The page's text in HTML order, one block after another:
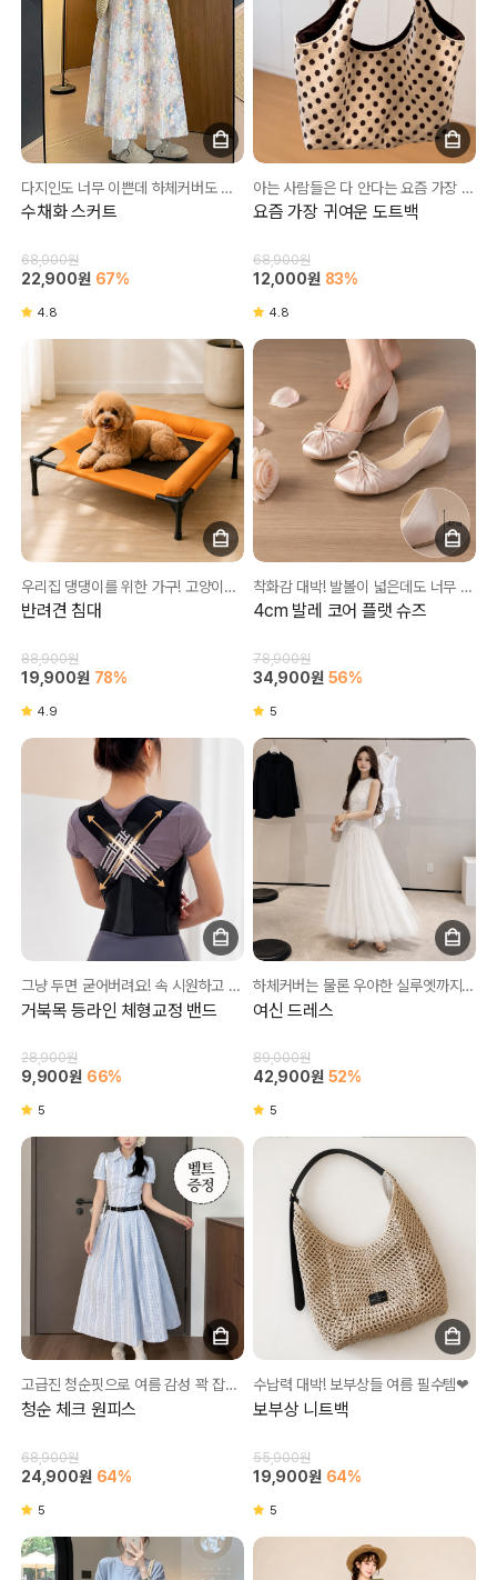
다지인도 너무 이쁜데 하체커버도 완벽💛
수채화 스커트
68,900원
22,900원 67%
4.8
아는 사람들은 다 안다는 요즘 가장 핫한 가방💥
요즘 가장 귀여운 도트백
68,900원
12,000원 83%
4.8
우리집 댕댕이를 위한 가구! 고양이도 좋으하는건 덤❤
반려견 침대
88,900원
19,900원 78%
4.9
착화감 대박! 발볼이 넓은데도 너무 편해요❤
4cm 발레 코어 플랫 슈즈
78,900원
34,900원 56%
5
그냥 두면 굳어버려요! 속 시원하고 간편하게 교정해보세요☺
거북목 등라인 체형교정 밴드
28,900원
9,900원 66%
5
하체커버는 물론 우아한 실루엣까지 완성✨
여신 드레스
89,000원
42,900원 52%
5
고급진 청순핏으로 여름 감성 꽉 잡아보세요❤
청순 체크 원피스
68,900원
24,900원 64%
5
수납력 대박! 보부상들 여름 필수템❤
보부상 니트백
55,900원
19,900원 64%
5